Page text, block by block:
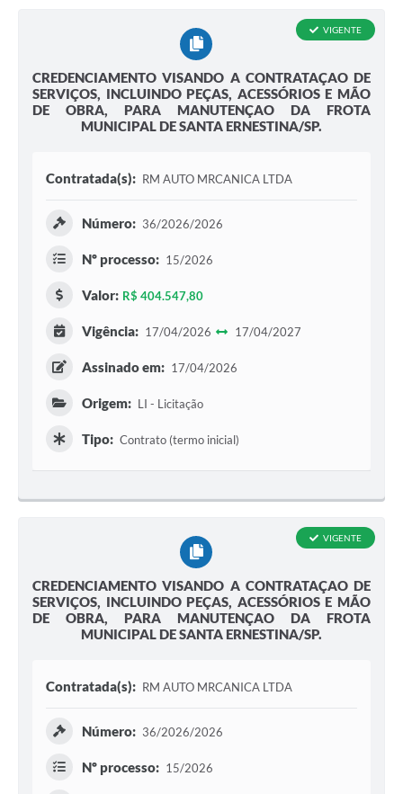
CREDENCIAMENTO VISANDO A CONTRATAÇAO DE
SERVIÇOS, INCLUINDO PEÇAS, ACESSÓRIOS E MÃO
DE OBRA, PARA MANUTENÇAO DA FROTA
MUNICIPAL DE SANTA ERNESTINA/SP.
VIGENTE
Contratada(s): RM AUTO MRCANICA LTDA
Número: 36/2026/2026
Nº processo: 15/2026
Valor: R$ 404.547,80
Vigência: 17/04/2026 17/04/2027
Assinado em: 17/04/2026
Origem: LI - Licitação
Tipo: Contrato (termo inicial)
CREDENCIAMENTO VISANDO A CONTRATAÇAO DE
SERVIÇOS, INCLUINDO PEÇAS, ACESSÓRIOS E MÃO
DE OBRA, PARA MANUTENÇAO DA FROTA
MUNICIPAL DE SANTA ERNESTINA/SP.
VIGENTE
Contratada(s): RM AUTO MRCANICA LTDA
Número: 36/2026/2026
Nº processo: 15/2026